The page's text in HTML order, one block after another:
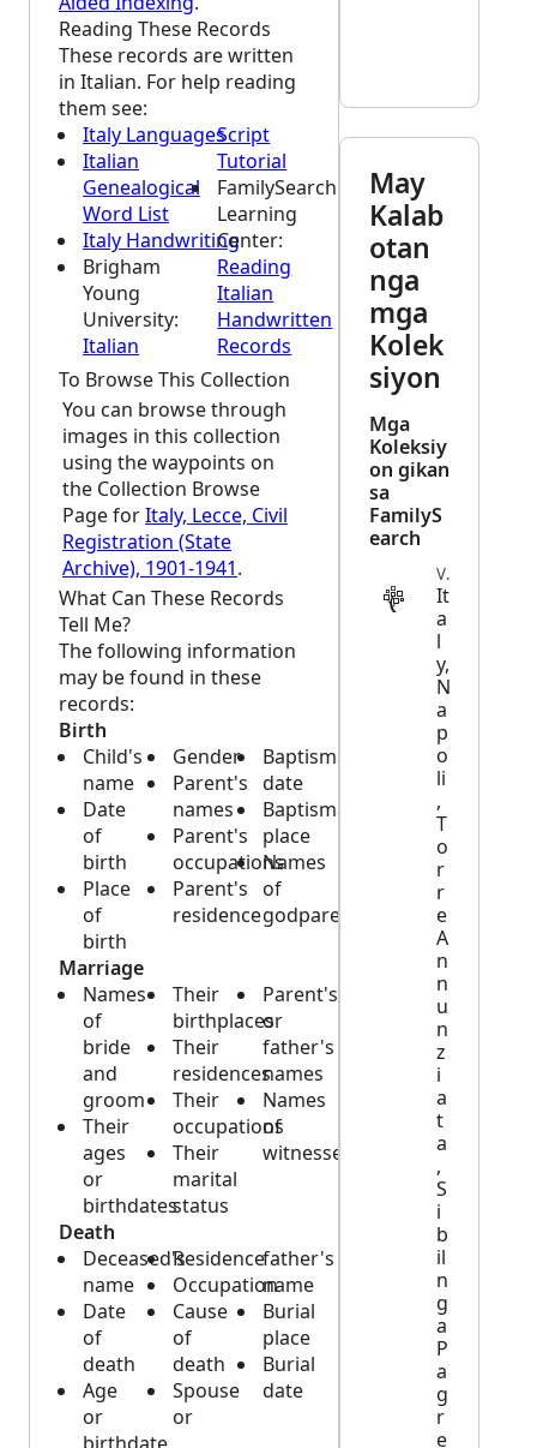
Reading These Records
These records are written
in Italian. For help reading
them see:
Italy Languages
Italian
Genealogical
Word List
Italy Handwriting
Brigham
Young
University:
Italian
Script
Tutorial
FamilySearch
Learning
Center:
Reading
Italian
Handwritten
Records
To Browse This Collection
You can browse through
images in this collection
using the waypoints on
the Collection Browse
Page forItaly, Lecce, Civil
Registration (State
Archive), 1901-1941.
What Can These Records
Tell Me?
The following information
may be found in these
records:
Birth
Child's
name
Date
of
birth
Place
of
birth
Gender
Parent's
names
Parent's
occupations
Parent's
residence
Baptismal
date
Baptismal
place
Names
of
godparents
Marriage
Names
of
bride
and
groom
Their
ages
or
birthdates
Their
birthplaces
Their
residences
Their
occupations
Their
marital
status
Parent's
or
father's
names
Names
of
witnesses
Death
Deceased's
name
Date
of
death
Age
or
Residence
Occupation
Cause
of
death
Spouse
or
father's
name
Burial
place
Burial
date
May
Kalab
otan
nga
mga
Kolek
siyon
Mga
Koleksiy
on gikan
sa
FamilyS
earch
VITAL
It
a
l
y,
N
a
p
o
li
,
T
o
r
r
e
A
n
n
u
n
z
i
a
t
a
,
S
i
b
il
n
g
a
P
a
g
r
e